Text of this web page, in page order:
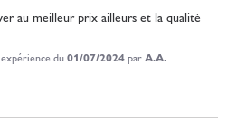
au meilleur prix ailleurs et la qualité
du01/07/2024parA.A.